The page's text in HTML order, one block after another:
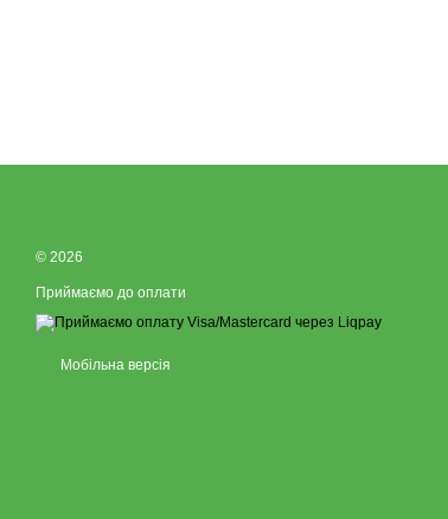
© 2026
Приймаємо до оплати
Мобільна версія